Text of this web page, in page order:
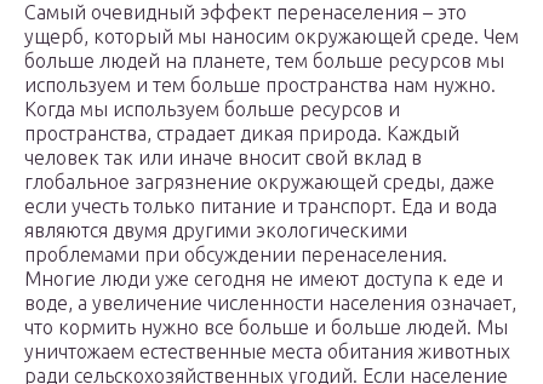
Самый очевидный эффект перенаселения – это
ущерб, который мы наносим окружающей среде. Чем
больше людей на планете, тем больше ресурсов мы
используем и тем больше пространства нам нужно.
Когда мы используем больше ресурсов и
пространства, страдает дикая природа. Каждый
человек так или иначе вносит свой вклад в
глобальное загрязнение окружающей среды, даже
если учесть только питание и транспорт. Еда и вода
являются двумя другими экологическими
проблемами при обсуждении перенаселения.
Многие люди уже сегодня не имеют доступа к еде и
воде, а увеличение численности населения означает,
что кормить нужно все больше и больше людей. Мы
уничтожаем естественные места обитания животных
ради сельскохозяйственных угодий. Если население